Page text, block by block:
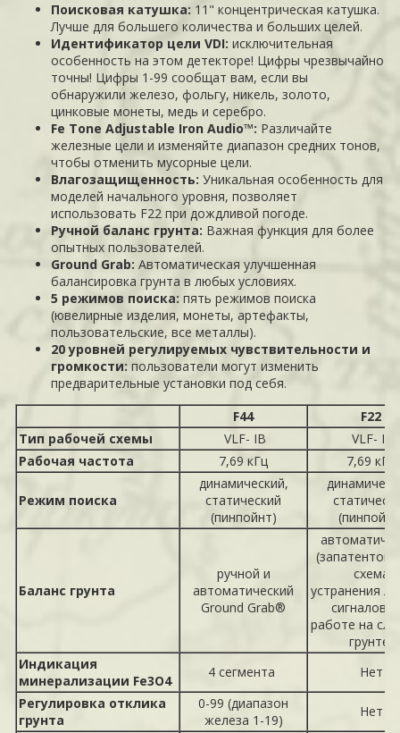
Поисковая катушка: 11" концентрическая катушка.
Лучше для большего количества и больших целей.
Идентификатор цели VDI:исключительная
особенность на этом детекторе! Цифры чрезвычайно
точны! Цифры 1-99 сообщат вам, если вы
обнаружили железо, фольгу, никель, золото,
цинковые монеты, медь и серебро.
Fe Tone Adjustable Iron Audio™: Различайте
железные цели и изменяйте диапазон средних тонов,
чтобы отменить мусорные цели.
Влагозащищенность:Уникальная особенность для
моделей начального уровня, позволяет
использовать F22 при дождливой погоде.
Ручной баланс грунта: Важная функция для более
опытных пользователей.
Ground Grab:Автоматическая улучшенная
балансировка грунта в любых условиях.
5 режимов поиска:пять режимов поиска
(ювелирные изделия, монеты, артефакты,
пользовательские, все металлы).
20 уровней регулируемых чувствительности и
громкости:пользователи могут изменить
предварительные установки под себя.
F44
F22
Тип рабочей схемы
VLF- IB
VLF- IB
Рабочая частота
7,69 кГц 7,69 кГц
Режим поиска
динамический,
статический
(пинпойнт)
Баланс грунта
ручной и
автоматический
Ground Grab®
схема
устранения
сигналов
работе на
грунте)
Индикация
минерализации Fe3O4
4 сегмента
Нет
Регулировка отклика
грунта
0-99 (диапазон
железа 1-19)
Нет